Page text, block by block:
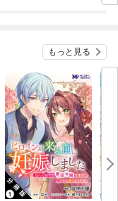
もっと見る